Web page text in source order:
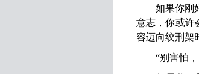
如果你刚好
意志，你或许
容迈向绞刑架
“别害怕，